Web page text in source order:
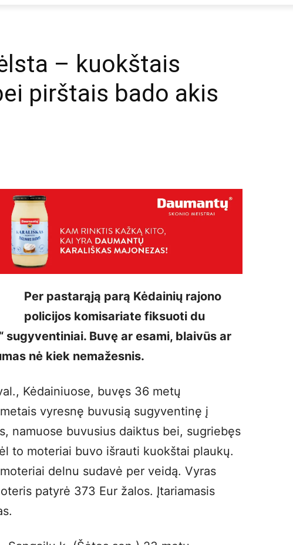
– kuokštais
pirštais bado akis
Per pastarąją parą Kėdainių rajono
policijos komisariate fiksuoti du
sugyventiniai. Buvę ar esami, blaivūs ar
nė kiek nemažesnis.
Kėdainiuose, buvęs 36 metų
vyresnę buvusią sugyventinę į
namuose buvusius daiktus bei, sugriebęs
to moteriai buvo išrauti kuokštai plaukų.
delnu sudavė per veidą. Vyras
patyrė 373 Eur žalos. Įtariamasis